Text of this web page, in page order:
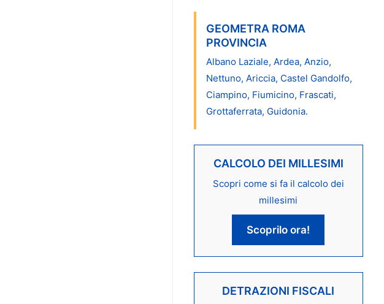
GEOMETRA ROMA
PROVINCIA
Albano Laziale, Ardea, Anzio,
Nettuno, Ariccia, Castel Gandolfo,
Ciampino, Fiumicino, Frascati,
Grottaferrata, Guidonia.
CALCOLO DEI MILLESIMI
Scopri come si fa il calcolo dei
millesimi
Scoprilo ora!
DETRAZIONI FISCALI